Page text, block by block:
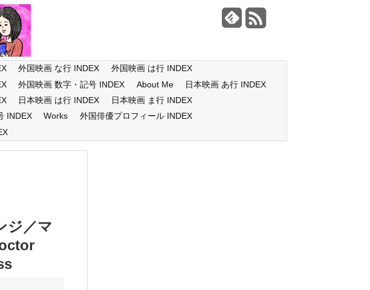
外国映画 な行 INDEX
外国映画 は行 INDEX
外国映画 数字・記号 INDEX About Me
日本映画 あ行 INDEX
日本映画 は行 INDEX
日本映画 ま行 INDEX
INDEX Works
外国俳優プロフィール INDEX
ジ／マ